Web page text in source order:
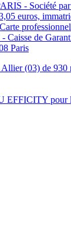
- Société
euros,
Caisse de
Paris